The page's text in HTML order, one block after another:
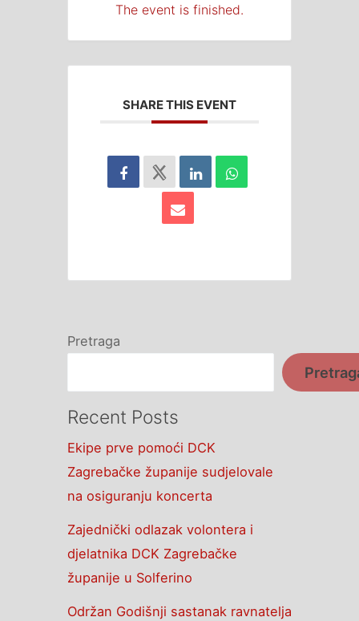
The event is finished.
SHARE THIS EVENT
Pretraga
Recent Posts
Ekipe prve pomoći DCK
Zagrebačke županije sudjelovale
na osiguranju koncerta
Zajednički odlazak volontera i
djelatnika DCK Zagrebačke
županije u Solferino
Održan Godišnji sastanak ravnatelja